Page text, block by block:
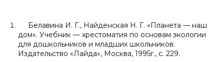
Белавина И. Г., Найденская Н. Г. «Планета — наш
дом». Учебник — хрестоматия по основам экологии
для дошкольников и младших школьников.
Издательство «Лайда», Москва, 1995г., с. 229.